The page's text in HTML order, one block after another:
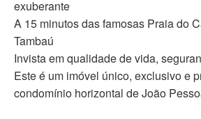
exuberante
A 15 minutos das famosas Praia do
Tambaú
Invista em qualidade de vida,
Este é um imóvel único, exclusivo e
condomínio horizontal de João